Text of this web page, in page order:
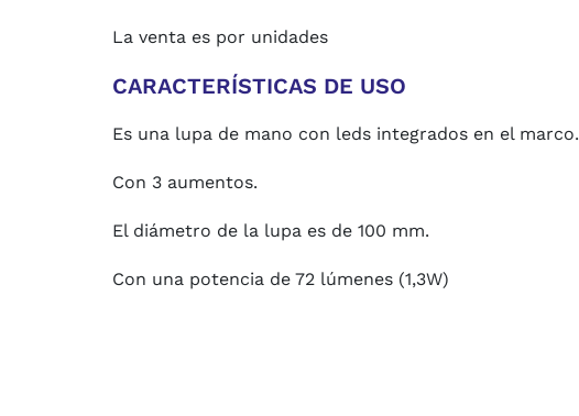
La venta es por unidades
CARACTERÍSTICAS DE USO
Es una lupa de mano con leds integrados en el marco.
Con 3 aumentos.
El diámetro de la lupa es de 100 mm.
Con una potencia de 72 lúmenes (1,3W)